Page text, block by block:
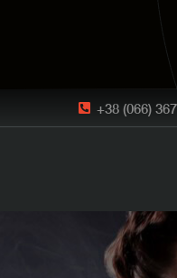
+38 (066)